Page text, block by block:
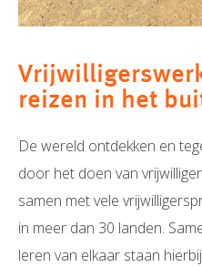
reizen in het
De wereld ontdekken en
door het doen van
samen met vele
in meer dan 30 landen.
leren van elkaar staan